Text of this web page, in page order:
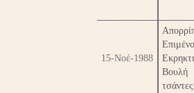
15-Νοέ-1988